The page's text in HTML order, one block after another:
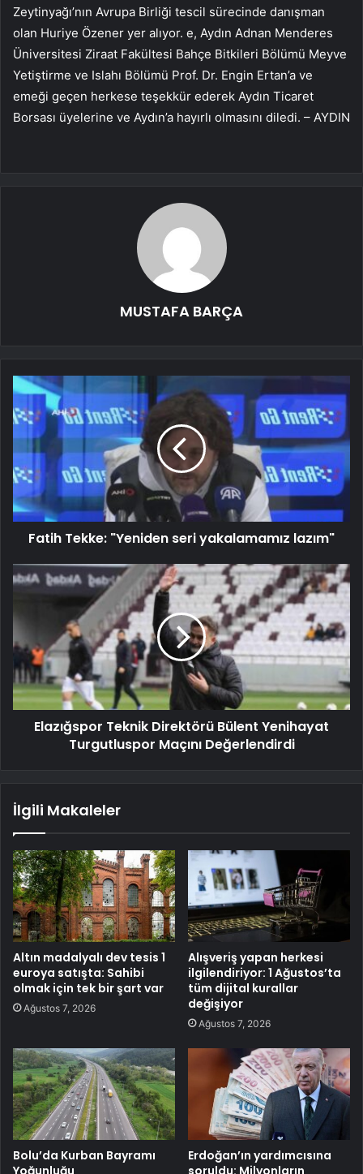
Zeytinyağı’nın Avrupa Birliği tescil sürecinde danışman
olan Huriye Özener yer alıyor. e, Aydın Adnan Menderes
Üniversitesi Ziraat Fakültesi Bahçe Bitkileri Bölümü Meyve
Yetiştirme ve Islahı Bölümü Prof. Dr. Engin Ertan’a ve
emeği geçen herkese teşekkür ederek Aydın Ticaret
Borsası üyelerine ve Aydın’a hayırlı olmasını diledi. – AYDIN
MUSTAFA BARÇA
Fatih Tekke: "Yeniden seri yakalamamız lazım"
Elazığspor Teknik Direktörü Bülent Yenihayat
Turgutluspor Maçını Değerlendirdi
İlgili Makaleler
Altın madalyalı dev tesis 1
euroya satışta: Sahibi
olmak için tek bir şart var
Ağustos 7, 2026
Alışveriş yapan herkesi
ilgilendiriyor: 1 Ağustos’ta
tüm dijital kurallar
değişiyor
Ağustos 7, 2026
Bolu’da Kurban Bayramı
Yoğunluğu
Erdoğan’ın yardımcısına
soruldu: Milyonların